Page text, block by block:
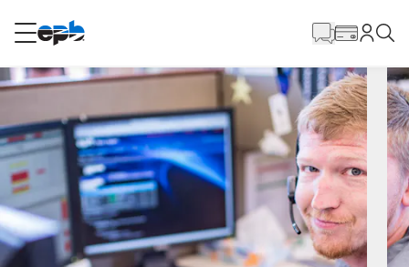
RESIDENCIAL
Internet
Energía
Televisión
principal